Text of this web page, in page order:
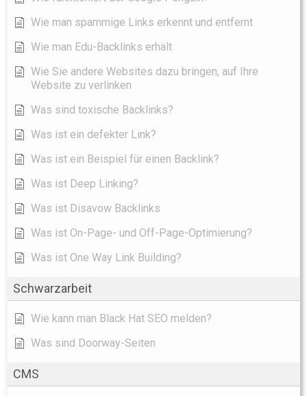
Wie man spammige Links erkennt und entfernt
Wie man Edu-Backlinks erhält
Wie Sie andere Websites dazu bringen, auf Ihre
Website zu verlinken
Was sind toxische Backlinks?
Was ist ein defekter Link?
Was ist ein Beispiel für einen Backlink?
Was ist Deep Linking?
Was ist Disavow Backlinks
Was ist On-Page- und Off-Page-Optimierung?
Was ist One Way Link Building?
Schwarzarbeit
Wie kann man Black Hat SEO melden?
Was sind Doorway-Seiten
CMS